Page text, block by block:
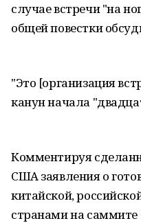
случае встречи "на
общей повестки
"Это [организация
канун начала
Комментируя
США заявления о
китайской,
странами на саммите